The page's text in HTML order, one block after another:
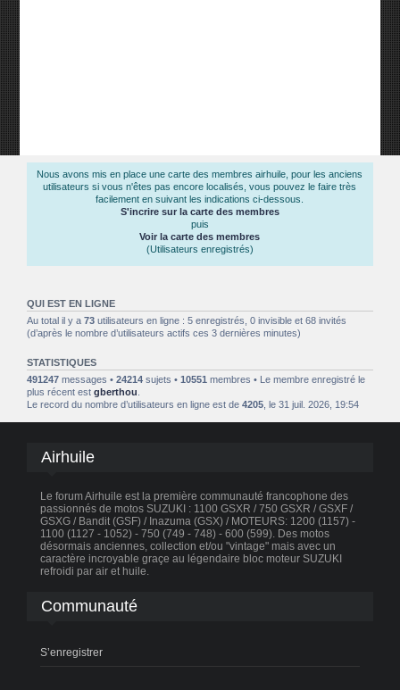
Nous avons mis en place une carte des membres airhuile, pour les anciens
utilisateurs si vous n'êtes pas encore localisés, vous pouvez le faire très
facilement en suivant les indications ci-dessous.
S'incrire sur la carte des membres
puis
Voir la carte des membres
(Utilisateurs enregistrés)
QUI EST EN LIGNE
Au total il y a73 utilisateurs en ligne : 5 enregistrés, 0 invisible et 68 invités
(d’après le nombre d’utilisateurs actifs ces 3 dernières minutes)
STATISTIQUES
491247 messages •24214 sujets •10551 membres • Le membre enregistré le
plus récent estgberthou
Le record du nombre d’utilisateurs en ligne est de4205 , le 31 juil. 2026, 19:54
Airhuile
Le forum Airhuile est la première communauté francophone des
passionnés de motos SUZUKI : 1100 GSXR / 750 GSXR / GSXF /
GSXG / Bandit (GSF) / Inazuma (GSX) / MOTEURS: 1200 (1157) -
1100 (1127 - 1052) - 750 (749 - 748) - 600 (599). Des motos
désormais anciennes, collection et/ou "vintage" mais avec un
caractère incroyable graçe au légendaire bloc moteur SUZUKI
refroidi par air et huile.
Communauté
S’enregistrer